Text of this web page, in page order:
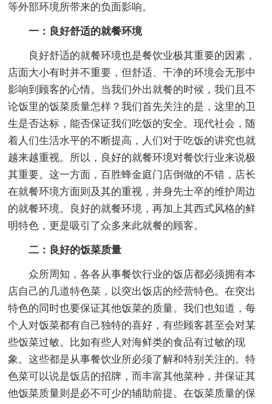
等外部环境所带来的负面影响。
一：良好舒适的就餐环境
良好舒适的就餐环境也是餐饮业极其重要的因素，
店面大小有时并不重要，但舒适、干净的环境会无形中
影响到顾客的心情。当我们外出就餐的时候，我们且不
论饭里的饭菜质量怎样？我们首先关注的是，这里的卫
生是否达标，能否保证我们吃饭的安全。现代社会，随
着人们生活水平的不断提高，人们对于吃饭的讲究也就
越来越重视。所以，良好的就餐环境对餐饮行业来说极
其重要。这一方面，百胜蜂金庭门店倒做的不错，店长
在就餐环境方面则及其的重视，并身先士卒的维护周边
的就餐环境。良好的就餐环境，再加上其西式风格的鲜
明特色，更是吸引了众多来此就餐的顾客。
二：良好的饭菜质量
众所周知，各各从事餐饮行业的饭店都必须拥有本
店自己的几道特色菜，以突出饭店的经营特色。在突出
特色的同时也要保证其他饭菜的质量。我们也知道，每
个人对饭菜都有自己独特的喜好，有些顾客甚至会对某
些饭菜过敏。比如有些人对海鲜类的食品有过敏的现
象。这些都是从事餐饮业所必须了解和特别关注的。特
色菜可以说是饭店的招牌，而丰富其他菜种，并保证其
他饭菜质量则是必不可少的辅助前提。在饭菜质量的保